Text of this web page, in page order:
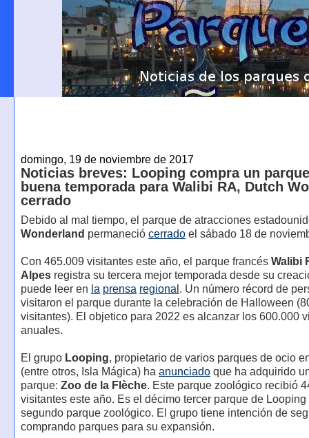
domingo, 19 de noviembre de 2017
Noticias breves: Looping compra un
buena temporada para Walibi RA, Dutch
cerrado
Debido al mal tiempo, el parque de atracciones
Wonderland permaneció cerradoel sábado 18 de
Con 465.009 visitantes este año, el parque francés Walibi
Alpesregistra su tercera mejor temporada desde su
puede leer en la prensa regional . Un número récord de
visitaron el parque durante la celebración de Halloween
visitantes). El objetico para 2022 es alcanzar los 600.000
anuales.
El grupo Looping, propietario de varios parques de ocio
(entre otros, Isla Mágica) ha anunciadoque ha adquirido
parque: Zoo de la Flèche. Este parque zoológico recibió
visitantes este año. Es el décimo tercer parque de Looping
segundo parque zoológico. El grupo tiene intención de
comprando parques para su expansión.